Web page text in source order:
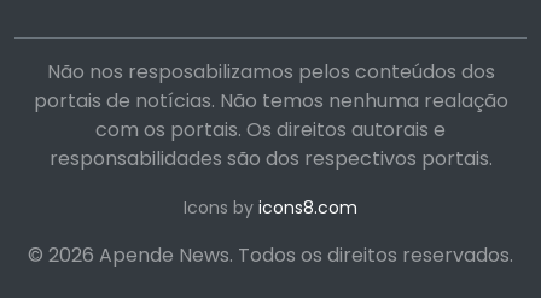
Não nos resposabilizamos pelos conteúdos dos
portais de notícias. Não temos nenhuma realação
com os portais. Os direitos autorais e
responsabilidades são dos respectivos portais.
Icons by icons8.com
© 2026 Apende News. Todos os direitos reservados.